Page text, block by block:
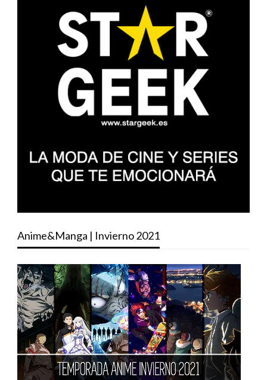
Anime&Manga | Invierno 2021